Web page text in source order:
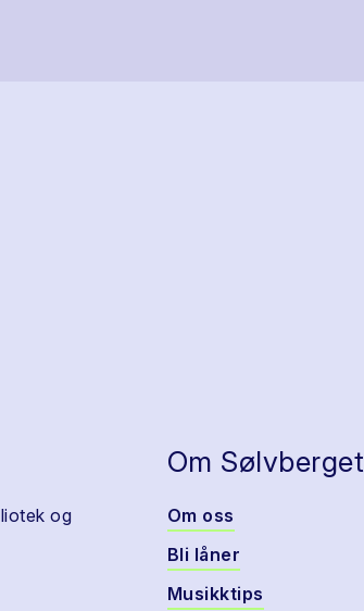
og
Om Sølvberget
Om oss
Bli låner
Musikktips